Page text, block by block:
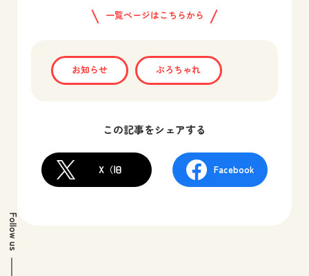
Follow us
一覧ページはこちらから
お知らせ ぷろちゃれ
この記事をシェアする
X（旧 Facebook